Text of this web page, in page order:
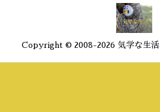
Copyright © 2008-2026 気学な生